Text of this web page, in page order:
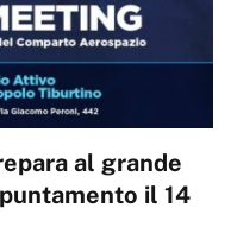
al grande
il 14